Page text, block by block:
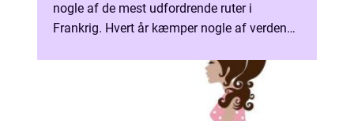
nogle af de mest udfordrende ruter i
Frankrig. Hvert år kæmper nogle af verdens